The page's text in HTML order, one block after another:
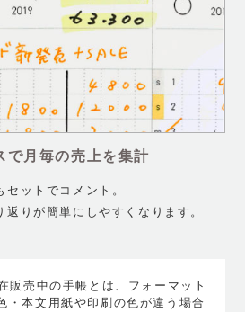
で月毎の売上を集計
ットでコメント。
りが簡単にしやすくなります。
販売中の手帳とは、フォーマット
・本文用紙や印刷の色が違う場合